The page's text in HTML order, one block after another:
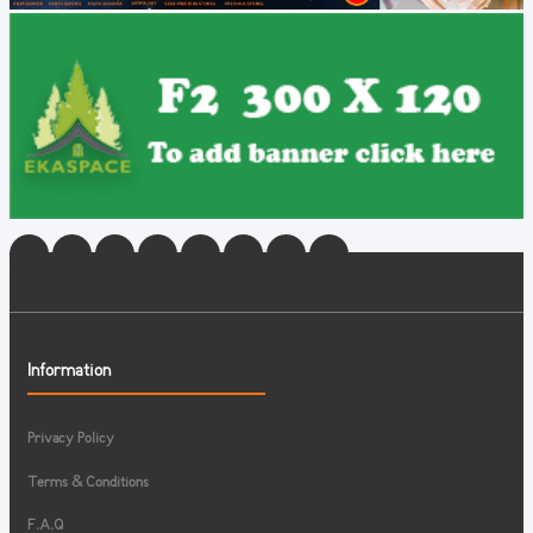
Information
Privacy Policy
Terms & Conditions
F.A.Q